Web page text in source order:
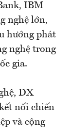
IBM
nghệ lớn,
hướng phát
nghệ trong
gia.
DX
nối chiến
và cộng